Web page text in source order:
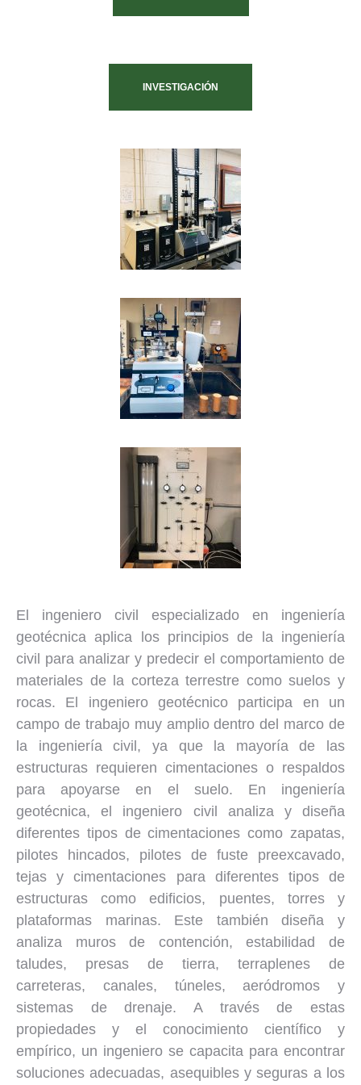
INVESTIGACIÓN
El ingeniero civil especializado en ingeniería
geotécnica aplica los principios de la ingeniería
civil para analizar y predecir el comportamiento de
materiales de la corteza terrestre como suelos y
rocas. El ingeniero geotécnico participa en un
campo de trabajo muy amplio dentro del marco de
la ingeniería civil, ya que la mayoría de las
estructuras requieren cimentaciones o respaldos
para apoyarse en el suelo. En ingeniería
geotécnica, el ingeniero civil analiza y diseña
diferentes tipos de cimentaciones como zapatas,
pilotes hincados, pilotes de fuste preexcavado,
tejas y cimentaciones para diferentes tipos de
estructuras como edificios, puentes, torres y
plataformas marinas. Este también diseña y
analiza muros de contención, estabilidad de
taludes, presas de tierra, terraplenes de
carreteras, canales, túneles, aeródromos y
sistemas de drenaje. A través de estas
propiedades y el conocimiento científico y
empírico, un ingeniero se capacita para encontrar
soluciones adecuadas, asequibles y seguras a los